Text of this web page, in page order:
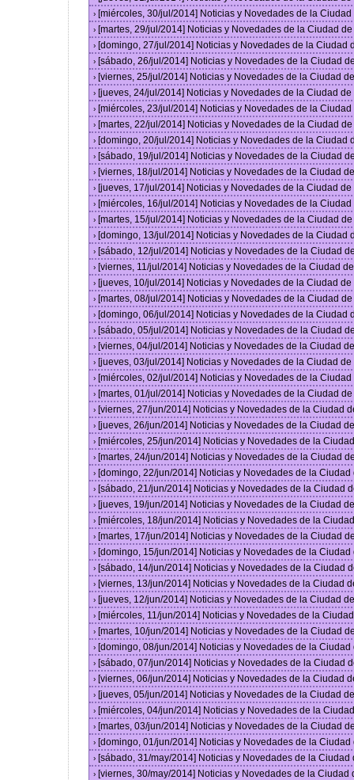
› [miércoles, 30/jul/2014] Noticias y Novedades de la
› [martes, 29/jul/2014] Noticias y Novedades de la Ciudad
› [domingo, 27/jul/2014] Noticias y Novedades de la Ciudad
› [sábado, 26/jul/2014] Noticias y Novedades de la Ciudad
› [viernes, 25/jul/2014] Noticias y Novedades de la Ciudad
› [jueves, 24/jul/2014] Noticias y Novedades de la Ciudad
› [miércoles, 23/jul/2014] Noticias y Novedades de la
› [martes, 22/jul/2014] Noticias y Novedades de la Ciudad
› [domingo, 20/jul/2014] Noticias y Novedades de la Ciudad
› [sábado, 19/jul/2014] Noticias y Novedades de la Ciudad
› [viernes, 18/jul/2014] Noticias y Novedades de la Ciudad
› [jueves, 17/jul/2014] Noticias y Novedades de la Ciudad
› [miércoles, 16/jul/2014] Noticias y Novedades de la
› [martes, 15/jul/2014] Noticias y Novedades de la Ciudad
› [domingo, 13/jul/2014] Noticias y Novedades de la Ciudad
› [sábado, 12/jul/2014] Noticias y Novedades de la Ciudad
› [viernes, 11/jul/2014] Noticias y Novedades de la Ciudad
› [jueves, 10/jul/2014] Noticias y Novedades de la Ciudad
› [martes, 08/jul/2014] Noticias y Novedades de la Ciudad
› [domingo, 06/jul/2014] Noticias y Novedades de la Ciudad
› [sábado, 05/jul/2014] Noticias y Novedades de la Ciudad
› [viernes, 04/jul/2014] Noticias y Novedades de la Ciudad
› [jueves, 03/jul/2014] Noticias y Novedades de la Ciudad
› [miércoles, 02/jul/2014] Noticias y Novedades de la
› [martes, 01/jul/2014] Noticias y Novedades de la Ciudad
› [viernes, 27/jun/2014] Noticias y Novedades de la Ciudad
› [jueves, 26/jun/2014] Noticias y Novedades de la Ciudad
› [miércoles, 25/jun/2014] Noticias y Novedades de la
› [martes, 24/jun/2014] Noticias y Novedades de la Ciudad
› [domingo, 22/jun/2014] Noticias y Novedades de la
› [sábado, 21/jun/2014] Noticias y Novedades de la Ciudad
› [jueves, 19/jun/2014] Noticias y Novedades de la Ciudad
› [miércoles, 18/jun/2014] Noticias y Novedades de la
› [martes, 17/jun/2014] Noticias y Novedades de la Ciudad
› [domingo, 15/jun/2014] Noticias y Novedades de la
› [sábado, 14/jun/2014] Noticias y Novedades de la Ciudad
› [viernes, 13/jun/2014] Noticias y Novedades de la Ciudad
› [jueves, 12/jun/2014] Noticias y Novedades de la Ciudad
› [miércoles, 11/jun/2014] Noticias y Novedades de la
› [martes, 10/jun/2014] Noticias y Novedades de la Ciudad
› [domingo, 08/jun/2014] Noticias y Novedades de la
› [sábado, 07/jun/2014] Noticias y Novedades de la Ciudad
› [viernes, 06/jun/2014] Noticias y Novedades de la Ciudad
› [jueves, 05/jun/2014] Noticias y Novedades de la Ciudad
› [miércoles, 04/jun/2014] Noticias y Novedades de la
› [martes, 03/jun/2014] Noticias y Novedades de la Ciudad
› [domingo, 01/jun/2014] Noticias y Novedades de la
› [sábado, 31/may/2014] Noticias y Novedades de la
› [viernes, 30/may/2014] Noticias y Novedades de la